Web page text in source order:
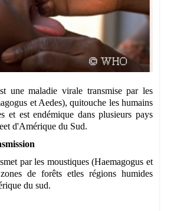
une maladie virale transmise par les
et Aedes), quitouche les humains
et est endémique dans plusieurs pays
et d'Amérique du Sud.
par les moustiques (Haemagogus et
de forêts etles régions humides
du sud.